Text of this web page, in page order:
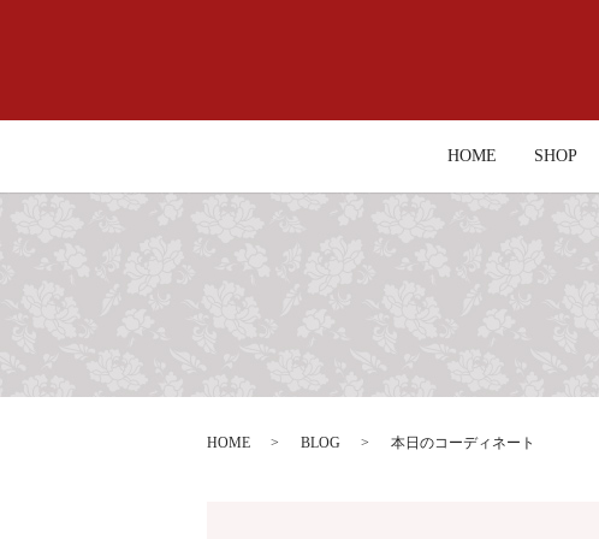
HOME SHOP
HOME BLOG 本日のコーディネート